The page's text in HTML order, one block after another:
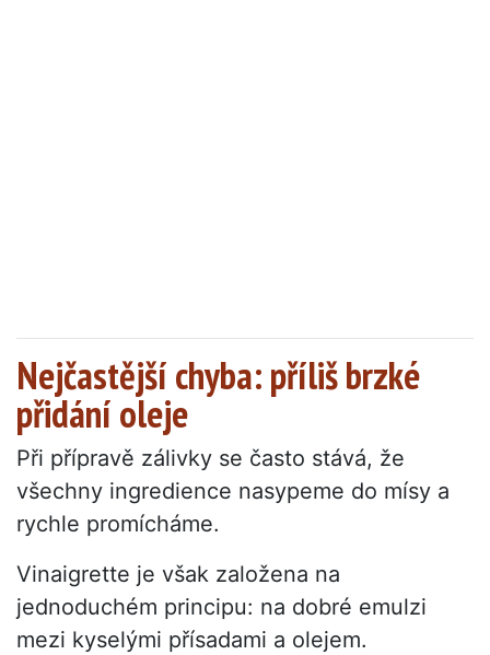
Nejčastější chyba: příliš brzké
přidání oleje
Při přípravě zálivky se často stává, že
všechny ingredience nasypeme do mísy a
rychle promícháme.
Vinaigrette je však založena na
jednoduchém principu: na dobré emulzi
mezi kyselými přísadami a olejem.